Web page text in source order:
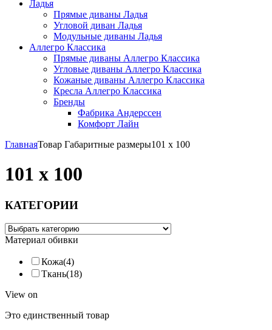
Ладья
Прямые диваны Ладья
Угловой диван Ладья
Модульные диваны Ладья
Аллегро Классика
Прямые диваны Аллегро Классика
Угловые диваны Аллегро Классика
Кожаные диваны Аллегро Классика
Кресла Аллегро Классика
Бренды
Фабрика Андерссен
Комфорт Лайн
ГлавнаяТовар Габаритные размеры101 х 100
101 х 100
КАТЕГОРИИ
Материал обивки
Кожа(4)
Ткань(18)
View on
Это единственный товар